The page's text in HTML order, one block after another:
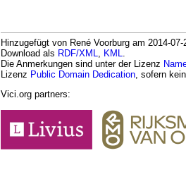
Hinzugefügt von René Voorburg am 2014-
Download als RDF/XML, KML.
Die Anmerkungen sind unter der Lizenz
Lizenz Public Domain Dedication, sofern
Vici.org partners: